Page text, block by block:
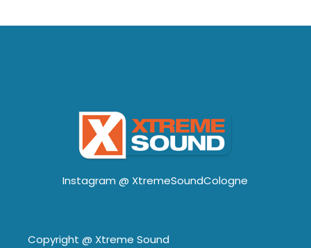
Instagram @ XtremeSoundCologne
Copyright @ Xtreme Sound